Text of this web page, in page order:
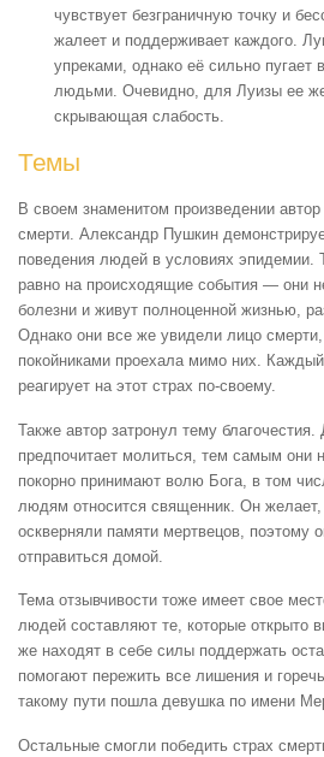
чувствует безграничную точку и
жалеет и поддерживает каждого.
упреками, однако её сильно пугает
людьми. Очевидно, для Луизы ее
скрывающая слабость.
Темы
В своем знаменитом произведении
смерти. Александр Пушкин
поведения людей в условиях эпидемии.
равно на происходящие события — они
болезни и живут полноценной жизнью,
Однако они все же увидели лицо смерти,
покойниками проехала мимо них.
реагирует на этот страх по-своему.
Также автор затронул тему
предпочитает молиться, тем самым они
покорно принимают волю Бога, в том
людям относится священник. Он
оскверняли памяти мертвецов, поэтому
отправиться домой.
Тема отзывчивости тоже имеет свое
людей составляют те, которые открыто
же находят в себе силы поддержать
помогают пережить все лишения и
такому пути пошла девушка по имени
Остальные смогли победить страх